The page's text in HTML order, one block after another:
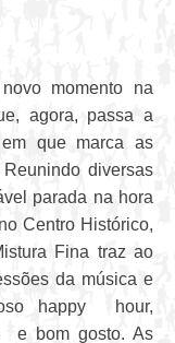
momento na
agora, passa a
que marca as
diversas
parada na hora
Centro Histórico,
Fina traz ao
da música e
happy hour,
e bom gosto. As